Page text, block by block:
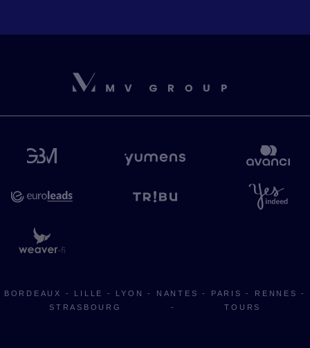
BORDEAUX - LILLE - LYON - NANTES - PARIS - RENNES
-
STRASBOURG
- TOURS